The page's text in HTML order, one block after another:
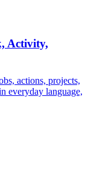
Activity,
actions, projects,
everyday language,